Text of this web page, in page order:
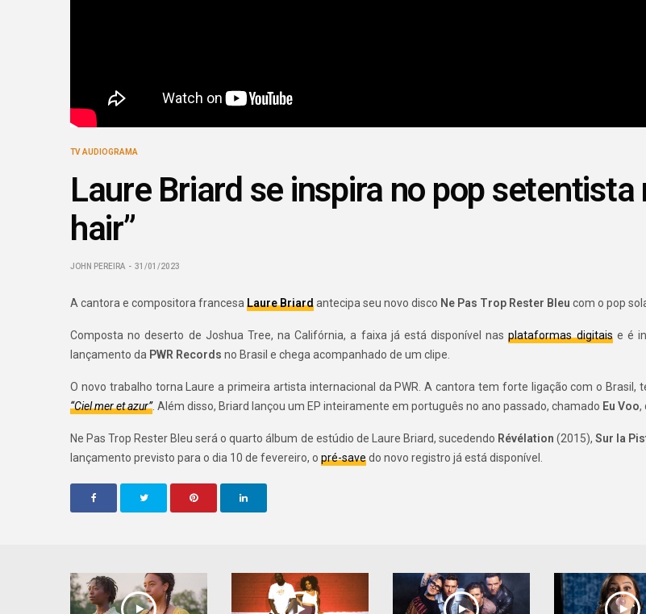
TV AUDIOGRAMA
Laure Briard se inspira no pop
hair”
JOHN PEREIRA 31/01/2023
A cantora e compositora francesaLaure Briardantecipa seu novo disco Ne Pas Trop Rester Bleu com o pop
Composta no deserto de Joshua Tree, na Califórnia, a faixa já está disponível nasplataformas digitaise é
lançamento da PWR Records no Brasil e chega acompanhado de um clipe.
O novo trabalho torna Laure a primeira artista internacional da PWR. A cantora tem forte ligação com o
“Ciel mer et azur”. Além disso, Briard lançou um EP inteiramente em português no ano passado, chamado Eu Voo,
Ne Pas Trop Rester Bleu será o quarto álbum de estúdio de Laure Briard, sucedendo Révélation (2015),Sur la
lançamento previsto para o dia 10 de fevereiro, opré-savedo novo registro já está disponível.